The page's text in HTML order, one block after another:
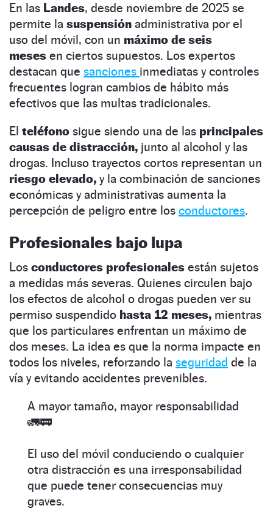
En las Landes, desde noviembre de 2025 se
permite la suspensión administrativa por el
uso del móvil, con un máximo de seis
meses en ciertos supuestos. Los expertos
destacan que sanciones inmediatas y controles
frecuentes logran cambios de hábito más
efectivos que las multas tradicionales.
El teléfono sigue siendo una de las principales
causas de distracción, junto al alcohol y las
drogas. Incluso trayectos cortos representan un
riesgo elevado, y la combinación de sanciones
económicas y administrativas aumenta la
percepción de peligro entre los conductores.
Profesionales bajo lupa
Los conductores profesionales están sujetos
a medidas más severas. Quienes circulen bajo
los efectos de alcohol o drogas pueden ver su
permiso suspendido hasta 12 meses, mientras
que los particulares enfrentan un máximo de
dos meses. La idea es que la norma impacte en
todos los niveles, reforzando la seguridad de la
vía y evitando accidentes prevenibles.
A mayor tamaño, mayor responsabilidad
🚛🚃
El uso del móvil conduciendo o cualquier
otra distracción es una irresponsabilidad
que puede tener consecuencias muy
graves.